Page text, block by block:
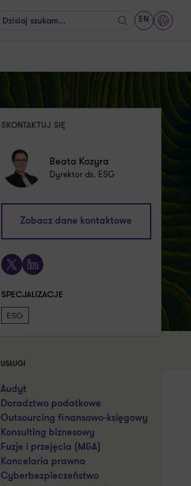
Szukaj
EN
SKONTAKTUJ SIĘ
Beata Kozyra
Dyrektor ds. ESG
Zobacz dane kontaktowe
X LinkedIn
SPECJALIZACJE
ESG
USŁUGI
Audyt
Doradztwo podatkowe
Outsourcing finansowo-księgowy
Konsulting biznesowy
Fuzje i przejęcia (M&A)
Kancelaria prawna
Cyberbezpieczeństwo